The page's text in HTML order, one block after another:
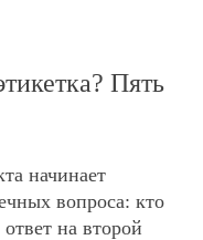
Пять
начинает
вопроса: кто
на второй